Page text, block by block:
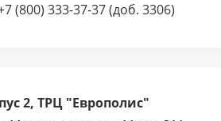
(800) 333-37-37 (доб. 3306)
2, ТРЦ "Европолис"